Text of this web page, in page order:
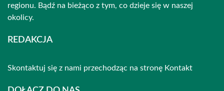
regionu. Bądź na bieżąco z tym, co dzieje się w naszej
okolicy.
REDAKCJA
Skontaktuj się z nami przechodząc na stronę Kontakt